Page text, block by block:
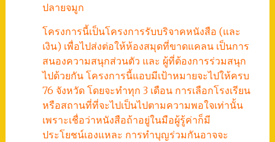
ปลายจมูก
โครงการนี้เป็นโครงการรับบริจาคหนังสือ (และ
เงิน) เพื่อไปส่งต่อให้ห้องสมุดที่ขาดแคลน เป็นการ
สนองความสนุกส่วนตัว และ ผู้ที่ต้องการร่วมสนุก
ไปด้วยกัน โครงการนี้แอบมีเป้าหมายจะไปให้ครบ
76 จังหวัด โดยจะทำทุก 3 เดือน การเลือกโรงเรียน
หรือสถานที่ที่จะไปเป็นไปตามความพอใจเท่านั้น
เพราะเชื่อว่าหนังสือถ้าอยู่ในมือผู้รู้ค่าก็มี
ประโยชน์เองแหละ การทำบุญร่วมกันอาจจะ